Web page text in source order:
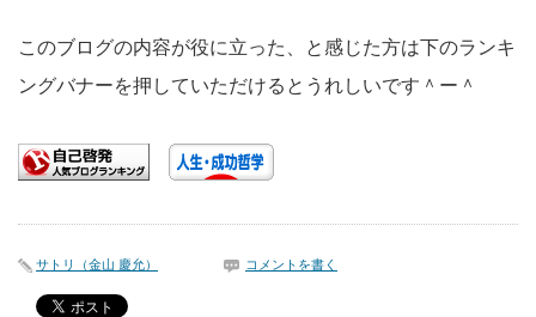
このブログの内容が役に立った、と感じた方は下のランキ
ングバナーを押していただけるとうれしいです＾ー＾
サトリ（金山 慶允） コメントを書く